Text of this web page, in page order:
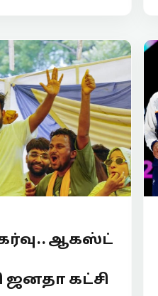
ஆகஸ்ட்
ஜனதா கட்சி